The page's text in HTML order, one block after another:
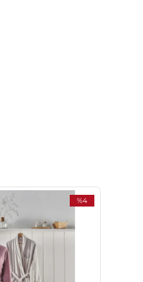
%4
%4İndirim